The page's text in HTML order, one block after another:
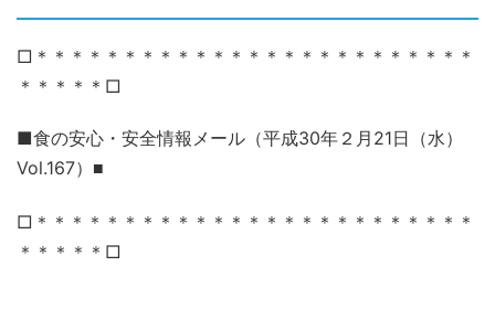
□＊＊＊＊＊＊＊＊＊＊＊＊＊＊＊＊＊＊＊＊＊＊＊＊＊
＊＊＊＊＊□
■食の安心・安全情報メール（平成30年２月 21日（水）
Vol.167） ■
□＊＊＊＊＊＊＊＊＊＊＊＊＊＊＊＊＊＊＊＊＊＊＊＊＊
＊＊＊＊＊□